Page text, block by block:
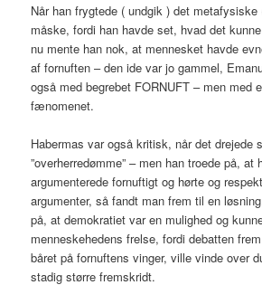
Når han frygtede ( undgik ) det metafysiske
måske, fordi han havde set, hvad det
nu mente han nok, at mennesket havde
af fornuften – den ide var jo gammel,
også med begrebet FORNUFT – men med
fænomenet.
Habermas var også kritisk, når det drejede
”overherredømme” – men han troede på, at
argumenterede fornuftigt og hørte og
argumenter, så fandt man frem til en
på, at demokratiet var en mulighed og
menneskehedens frelse, fordi debatten
båret på fornuftens vinger, ville vinde over
stadig større fremskridt.